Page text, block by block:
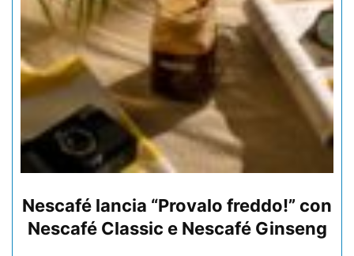
Nescafé lancia “Provalo freddo!” con
Nescafé Classic e Nescafé Ginseng